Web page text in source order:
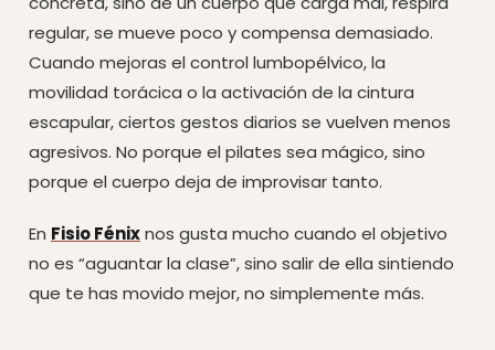
regular, se mueve poco y compensa demasiado.
Cuando mejoras el control lumbopélvico, la
movilidad torácica o la activación de la cintura
escapular, ciertos gestos diarios se vuelven menos
agresivos. No porque el pilates sea mágico, sino
porque el cuerpo deja de improvisar tanto.
En Fisio Fénixnos gusta mucho cuando el objetivo
no es “aguantar la clase”, sino salir de ella sintiendo
que te has movido mejor, no simplemente más.